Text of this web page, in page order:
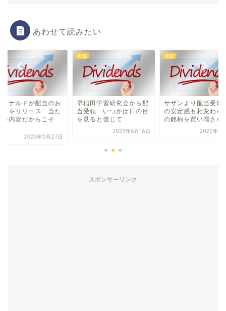
あわせて読みたい
ドナルドが配当のお
せをリリース 当た
の内容だからこそ
2020年5月27日
配当
早稲田学習研究会から配
当受領 いつかは日の目
を見ると信じて
2025年6月16日
配当
サザンより配当受領
の安定感も相変わら
の銘柄を買い増さな
2020年6
スポンサーリンク